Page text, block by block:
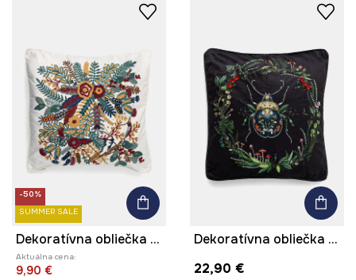
-50%
SUMMER SALE
Dekoratívna obliečka na vankúš s ozdobnou aplikáciou 45 x 45 cm
Aktuálna cena:
9,90 €
Dekoratívna obliečka na vankúš s ozdobnou aplikáciou 45 x 45 cm
22,90 €